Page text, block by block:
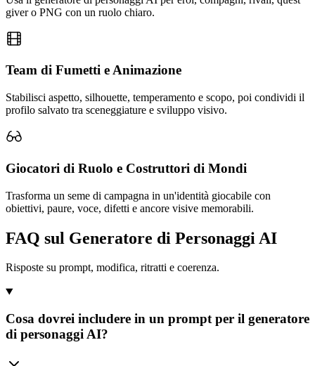
giver o PNG con un ruolo chiaro.
Team di Fumetti e Animazione
Stabilisci aspetto, silhouette, temperamento e scopo, poi condividi il
profilo salvato tra sceneggiature e sviluppo visivo.
Giocatori di Ruolo e Costruttori di Mondi
Trasforma un seme di campagna in un'identità giocabile con
obiettivi, paure, voce, difetti e ancore visive memorabili.
FAQ sul Generatore di Personaggi AI
Risposte su prompt, modifica, ritratti e coerenza.
Cosa dovrei includere in un prompt per il generatore
di personaggi AI?